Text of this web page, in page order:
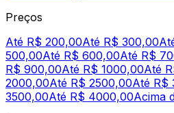
Preços
Até R$ 200,00Até R$ 300,00
500,00Até R$ 600,00Até R$
R$ 900,00Até R$ 1000,00Até
2000,00Até R$ 2500,00Até R$
3500,00Até R$ 4000,00Acima